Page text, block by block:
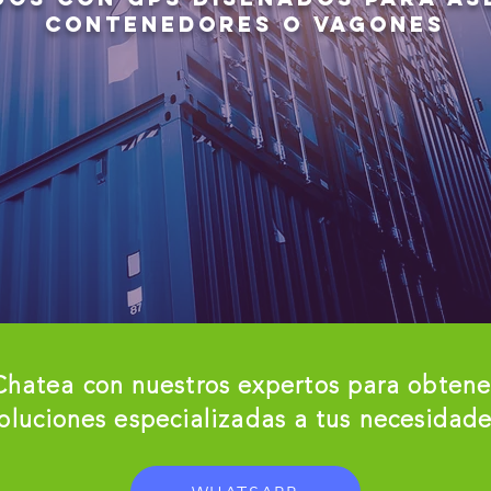
contenedores o vagones
con nuestros expertos para
especializadas a tus